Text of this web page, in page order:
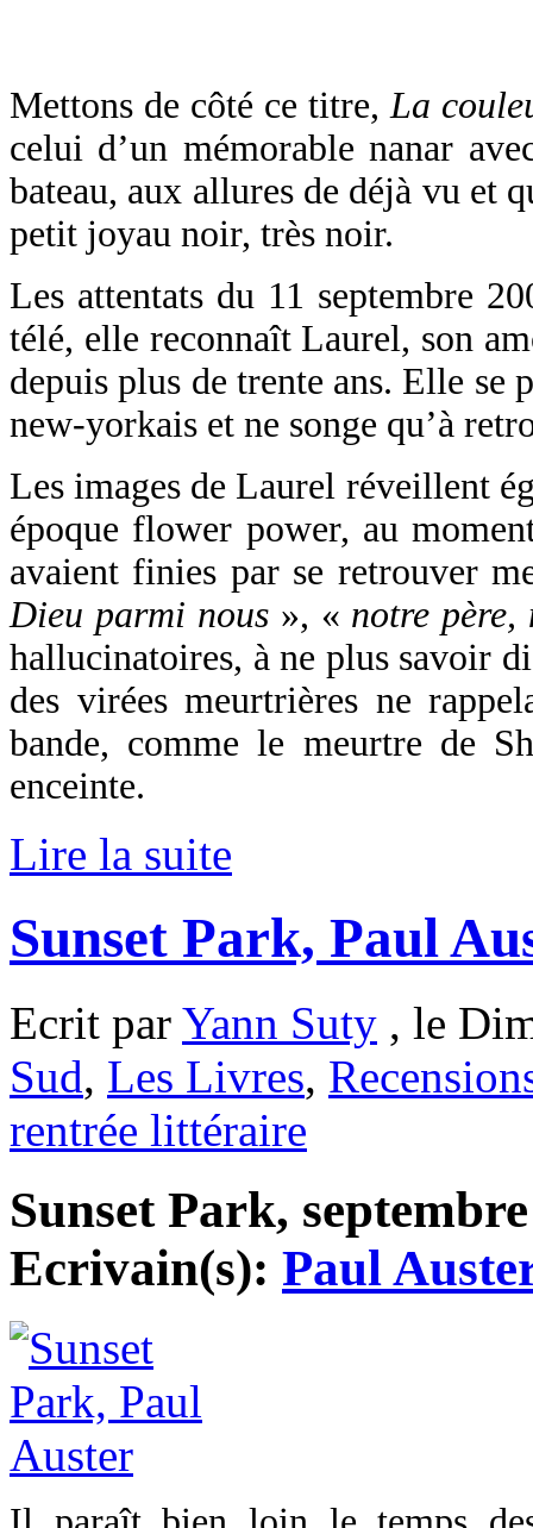
Mettons de côté ce titre, La
celui d’un mémorable nanar
bateau, aux allures de déjà vu et
petit joyau noir, très noir.
Les attentats du 11 septembre
télé, elle reconnaît Laurel, son
depuis plus de trente ans. Elle se
new-yorkais et ne songe qu’à
Les images de Laurel réveillent
époque flower power, au
avaient finies par se retrouver
Dieu parmi nous», « notre
hallucinatoires, à ne plus savoir
des virées meurtrières ne
bande, comme le meurtre de
enceinte.
Lire la suite
Sunset Park, Paul
Ecrit par Yann Suty , le
Sud, Les Livres,
rentrée littéraire
Sunset Park,
Ecrivain(s): Paul